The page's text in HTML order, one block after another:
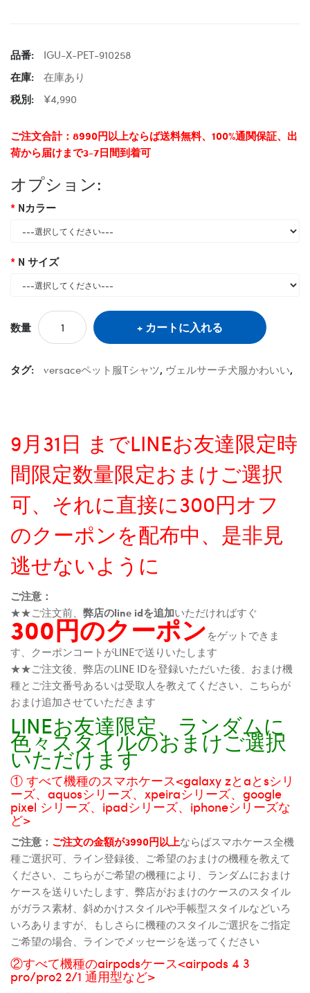
品番:
IGU-X-PET-910258
在庫:
在庫あり
税別:
¥4,990
ご注文合計：8990円以上ならば送料無料、100%通関保証、出
荷から届けまで3-7日間到着可
オプション:
Nカラー
N サイズ
数量 カートに入れる
タグ: versaceペット服Tシャツ, ヴェルサーチ犬服かわいい,
9月31日 までLINEお友達限定時
間限定数量限定おまけご選択
可、それに直接に300円オフ
のクーポンを配布中、是非見
逃せないように
ご注意：
★★ご注文前、 弊店のline idを追加いただければすぐ
300円のクーポンをゲットできま
す、クーポンコートがLINEで送りいたします
★★ご注文後、弊店のLINE IDを登録いただいた後、おまけ機
種とご注文番号あるいは受取人を教えてください、こちらが
おまけ追加させていただきます
LINEお友達限定、ランダムに
色々スタイルのおまけご選択
いただけます
① すべて機種のスマホケース<galaxy zとaとsシリ
ーズ、aquosシリーズ、xpeiraシリーズ、google
pixel シリーズ、ipadシリーズ、iphoneシリーズな
ど>
ご注意： ご注文の金額が3990円以上ならばスマホケース全機
種ご選択可、ライン登録後、ご希望のおまけの機種を教えて
ください、こちらがご希望の機種により、ランダムにおまけ
ケースを送りいたします、弊店がおまけのケースのスタイル
がガラス素材、斜めかけスタイルや手帳型スタイルなどいろ
いろありますが、もしさらに機種のスタイルご選択をご指定
ご希望の場合、ラインでメッセージを送ってください
②すべて機種のairpodsケース<airpods 4 3
pro/pro2 2/1 通用型など>